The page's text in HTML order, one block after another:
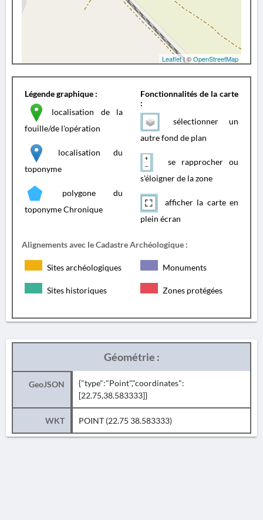
Leaflet| ©OpenStreetMap
Légende graphique :
localisation de la
fouille/de l'opération
localisation du
toponyme
polygone du
toponyme Chronique
Fonctionnalités de la carte
:
sélectionner un
autre fond de plan
se rapprocher ou
s'éloigner de la zone
afficher la carte en
plein écran
Alignements avec le Cadastre Archéologique :
Sites archéologiques Monuments
Sites historiques Zones protégées
Géométrie :
GeoJSON
{"type":"Point","coordinates":
[22.75,38.583333]}
WKT POINT (22.75 38.583333)